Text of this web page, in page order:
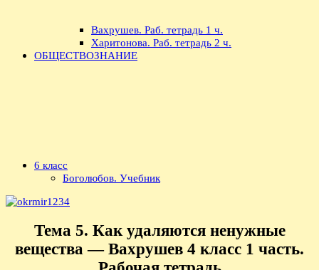
Вахрушев. Раб. тетрадь 1 ч.
Харитонова. Раб. тетрадь 2 ч.
ОБЩЕСТВОЗНАНИЕ
6 класс
Боголюбов. Учебник
Тема 5. Как удаляются ненужные
вещества — Вахрушев 4 класс 1 часть.